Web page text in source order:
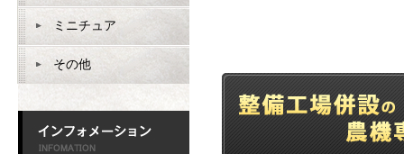
ミニチュア
その他